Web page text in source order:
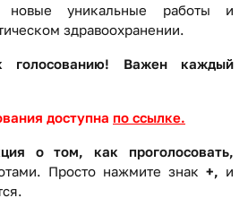
новые уникальные работы и
здравоохранении.
голосованию! Важен каждый
доступна по ссылке.
о том, как проголосовать,
Просто нажмите знак +, и